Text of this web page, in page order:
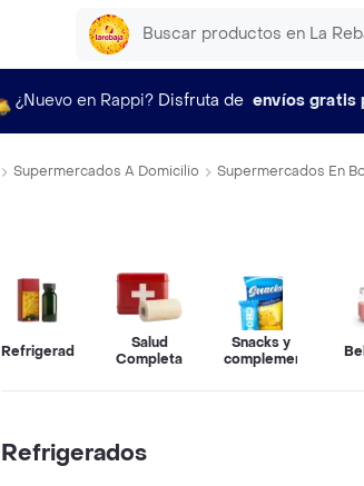
¿Nuevo en Rappi? Disfruta de envíos gratis
Supermercados A Domicilio Supermercados En
Refrigerados
Salud
Completa
Snacks y
complementos
Refrigerados